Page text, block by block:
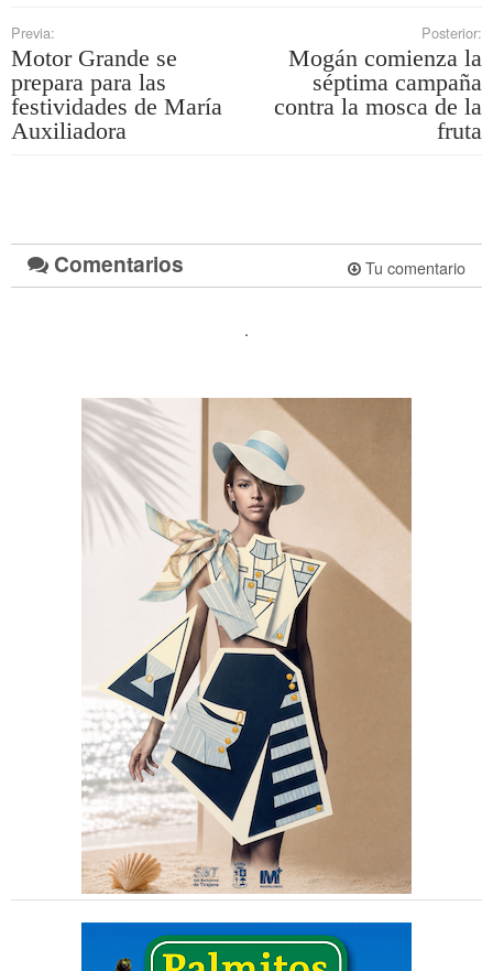
Previa:
Motor Grande se
prepara para las
festividades de María
Auxiliadora
Posterior:
Mogán comienza la
séptima campaña
contra la mosca de la
fruta
Comentarios Tu comentario
.